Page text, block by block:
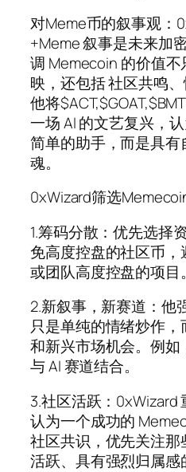
对Meme币的叙事观：
+Meme 叙事是未来加
调 Memecoin 的价值
映，还包括 社区共鸣、
他将
一场 AI 的文艺复兴，
简单的助手，而是具有
魂。
0xWizard筛选
1.筹码分散：优先选择
免高度控盘的社区币
或团队高度控盘的项目。
2.新叙事，新赛道：他
只是单纯的情绪炒作
和新兴市场机会。例如
与 AI 赛道结合。
3.社区活跃：0xWizard
认为一个成功的
社区共识，优先关注
活跃、具有强烈归属感